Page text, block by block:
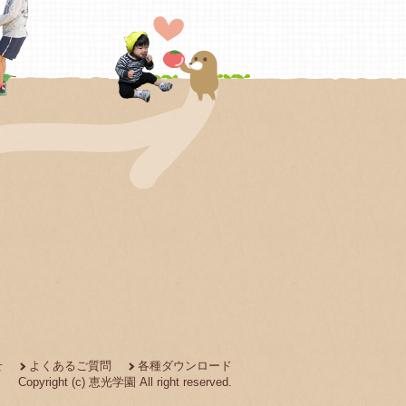
よくあるご質問
各種ダウンロード
Copyright (c) 恵光学園 All right reserved.